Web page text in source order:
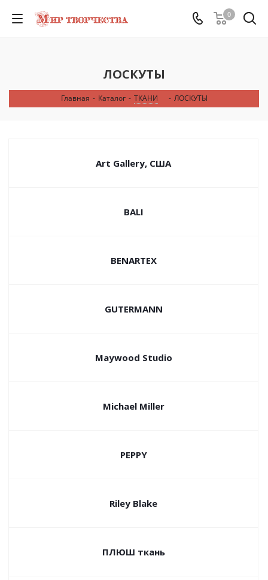
0
ЛОСКУТЫ
Главная - Каталог - ТКАНИ - ЛОСКУТЫ
Art Gallery, США
BALI
BENARTEX
GUTERMANN
Maywood Studio
Michael Miller
PEPPY
Riley Blake
ПЛЮШ ткань